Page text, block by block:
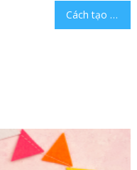
Cách tạo thói quen đọc sách cho trẻ thành công nhất